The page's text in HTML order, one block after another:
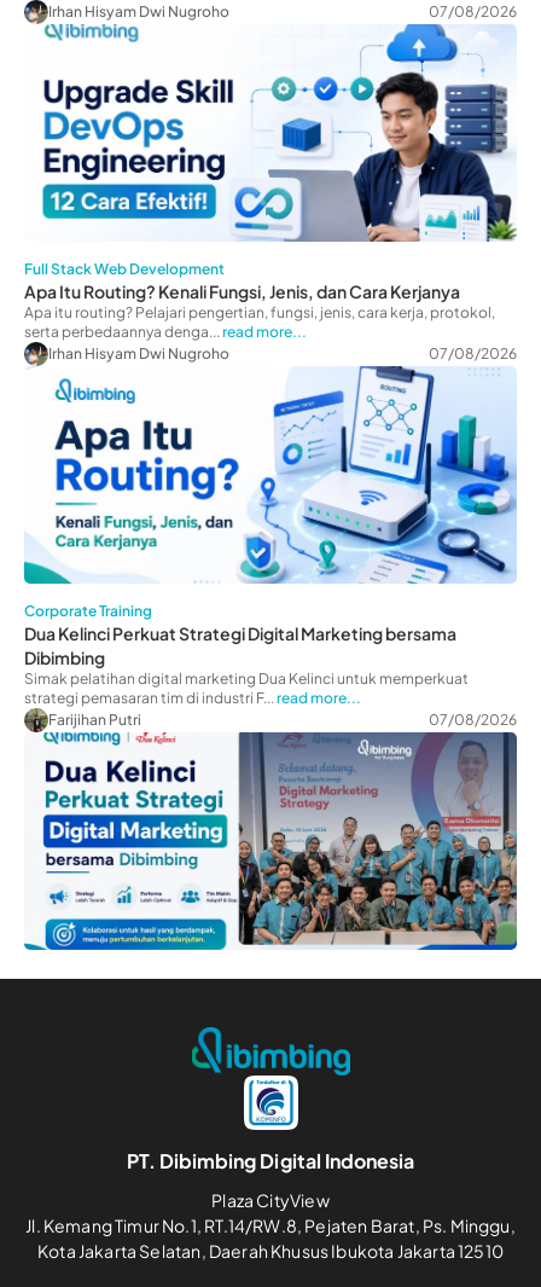
Irhan Hisyam Dwi Nugroho
07/08/2026
Full Stack Web Development
Apa Itu Routing? Kenali Fungsi, Jenis, dan Cara Kerjanya
Apa itu routing? Pelajari pengertian, fungsi, jenis, cara kerja, protokol,
serta perbedaannya denga... read more...
Irhan Hisyam Dwi Nugroho
07/08/2026
Corporate Training
Dua Kelinci Perkuat Strategi Digital Marketing bersama
Dibimbing
Simak pelatihan digital marketing Dua Kelinci untuk memperkuat
strategi pemasaran tim di industri F... read more...
Farijihan Putri
07/08/2026
PT. Dibimbing Digital Indonesia
Plaza CityView
Jl. Kemang Timur No.1, RT.14/RW.8, Pejaten Barat, Ps. Minggu,
Kota Jakarta Selatan, Daerah Khusus Ibukota Jakarta 12510